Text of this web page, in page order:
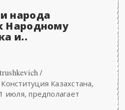
народа
Народному
и..
/
Казахстана,
июля, предполагает